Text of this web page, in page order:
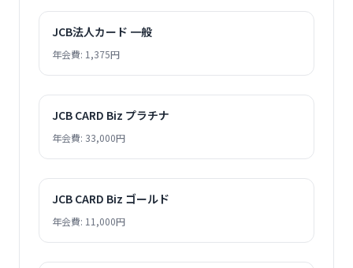
JCB法人カード 一般
年会費: 1,375円
JCB CARD Biz プラチナ
年会費: 33,000円
JCB CARD Biz ゴールド
年会費: 11,000円